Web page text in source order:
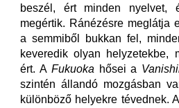
beszél, ért minden
megértik. Ránézésre meglátja
a semmiből bukkan fel,
keveredik olyan helyzetekbe,
ért. A Fukuoka hősei a
szintén állandó mozgásban
különböző helyekre tévednek.